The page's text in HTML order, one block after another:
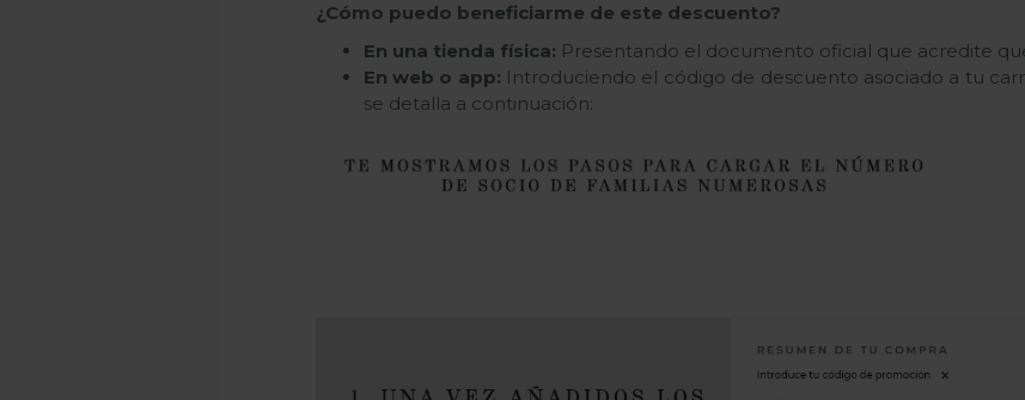
¿Cómo puedo beneficiarme de este descuento?
En una tienda física: Presentando el documento oficial que acredite
En web o app: Introduciendo el código de descuento asociado a tu
se detalla a continuación: